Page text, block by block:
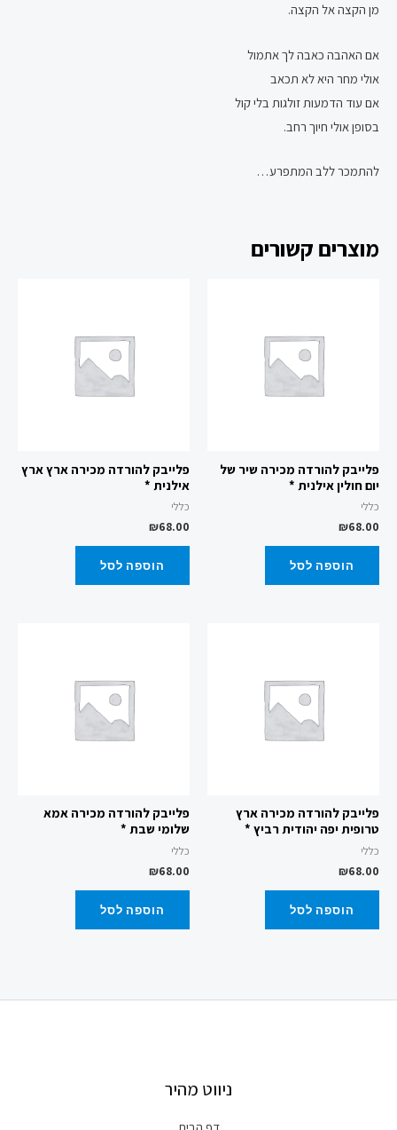
מן הקצה אל הקצה.
אם האהבה כאבה לך אתמול
אולי מחר היא לא תכאב
אם עוד הדמעות זולגות בלי קול
בסופן אולי חיוך רחב.
להתמכר ללב המתפרע…
מוצרים קשורים
פלייבק להורדה מכירה שיר של
יום חולין אילנית *
כללי
₪68.00
הוספה לסל
פלייבק להורדה מכירה ארץ ארץ
אילנית *
כללי
₪68.00
הוספה לסל
פלייבק להורדה מכירה ארץ
טרופית יפה יהודית רביץ *
כללי
₪68.00
הוספה לסל
פלייבק להורדה מכירה אמא
שלומי שבת *
כללי
₪68.00
הוספה לסל
ניווט מהיר